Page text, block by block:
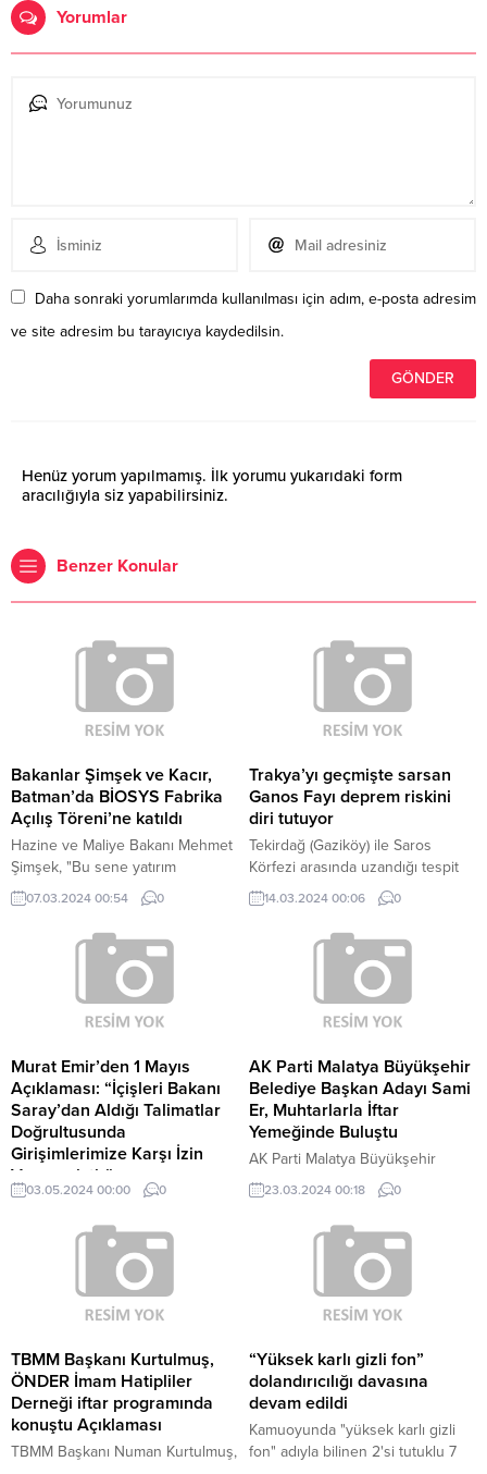
Yorumlar
Daha sonraki yorumlarımda kullanılması için adım, e-posta adresim
ve site adresim bu tarayıcıya kaydedilsin.
Henüz yorum yapılmamış. İlk yorumu yukarıdaki form
aracılığıyla siz yapabilirsiniz.
Benzer Konular
Bakanlar Şimşek ve Kacır,
Batman’da BİOSYS Fabrika
Açılış Töreni’ne katıldı
Hazine ve Maliye Bakanı Mehmet
Şimşek, "Bu sene yatırım
teşviklerine 530 milyar lira destek
vereceğiz.
07.03.2024 00:54 0
Trakya’yı geçmişte sarsan
Ganos Fayı deprem riskini
diri tutuyor
Tekirdağ (Gaziköy) ile Saros
Körfezi arasında uzandığı tespit
edilen ve en son 1912 yılında
aktive olan Ganos Fayı, Trakya
için risk oluşturuyor.
14.03.2024 00:06 0
Murat Emir’den 1 Mayıs
Açıklaması: “İçişleri Bakanı
Saray’dan Aldığı Talimatlar
Doğrultusunda
Girişimlerimize Karşı İzin
Vermemiştir”
CHP Grup Başkanvekili Murat
Emir, CHP Genel Başkanı Özgür
Özel’in 1 Mayıs'ın Taksim
Meydanı'nda kutlanması için
İçişleri Bakanı Ali Yerlikaya ile
diplomasi yürüttüğünü belirterek,
aldığı talimatlar doğrultusunda
kanun ve anayasa tanımaz bir
biçimde bu girişimlerimize karşı
durmuş, izin vermemiştir.” dedi.
İstanbul Valisi Davut Gül'ün
sosyal medya...
03.05.2024 00:00 0
AK Parti Malatya Büyükşehir
Belediye Başkan Adayı Sami
Er, Muhtarlarla İftar
Yemeğinde Buluştu
AK Parti Malatya Büyükşehir
Belediye Başkan Adayı Sami Er,
muhtarlarla iftar yemeğinde bir
23.03.2024 00:18 0
TBMM Başkanı Kurtulmuş,
ÖNDER İmam Hatipliler
Derneği iftar programında
konuştu Açıklaması
TBMM Başkanı Numan Kurtulmuş,
“Yüksek karlı gizli fon”
dolandırıcılığı davasına
devam edildi
Kamuoyunda "yüksek karlı gizli
fon" adıyla bilinen 2'si tutuklu 7